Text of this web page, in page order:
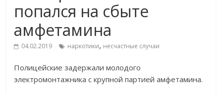
попался на сбыте
амфетамина
04.02.2019 наркотики, несчастные случаи
Полицейские задержали молодого
электромонтажника с крупной партией амфетамина.